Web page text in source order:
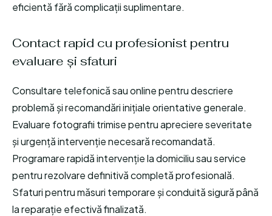
eficientă fără complicații suplimentare.
Contact rapid cu profesionist pentru
evaluare și sfaturi
Consultare telefonică sau online pentru descriere
problemă și recomandări inițiale orientative generale.
Evaluare fotografii trimise pentru apreciere severitate
și urgență intervenție necesară recomandată.
Programare rapidă intervenție la domiciliu sau service
pentru rezolvare definitivă completă profesională.
Sfaturi pentru măsuri temporare și conduită sigură până
la reparație efectivă finalizată.